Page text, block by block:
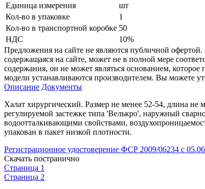
Единица измерения
шт
Кол-во в упаковке
1
Кол-во в транспортной коробке 50
НДС
10%
Предложения на сайте не являются публичной
содержащаяся на сайте, может не в полной мере
содержания, он не может являться основанием, которое
модели устанавливаются производителем. Вы можете
Описание Документы
Халат хирургический. Размер не менее 52-54, длина
регулируемой застежке типа 'Велькро', наружный
водоотталкивающими свойствами,
упакован в пакет низкой плотности.
Регистрационное удостоверение ФСР 2009/06234 с
Скачать постранично
Страница 1
Страница 2